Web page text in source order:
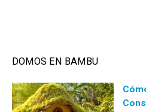
DOMOS EN BAMBU